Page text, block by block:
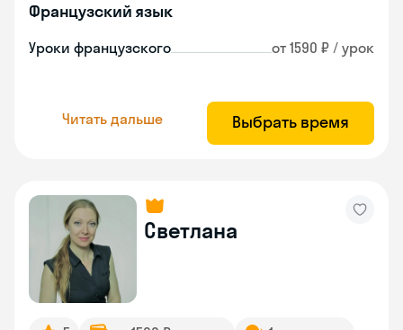
Французский язык
Уроки французского от 1590 ₽ / урок
Читать дальше Выбрать время
Светлана